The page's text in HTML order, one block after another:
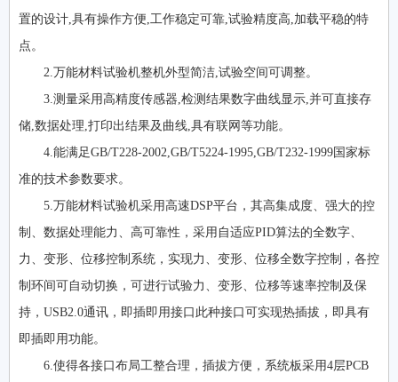
置的设计,具有操作方便,工作稳定可靠,试验精度高,加载平稳的特
点。
2.万能材料试验机整机外型简洁,试验空间可调整。
3.测量采用高精度传感器,检测结果数字曲线显示,并可直接存
储,数据处理,打印出结果及曲线,具有联网等功能。
4.能满足GB/T228-2002,GB/T5224-1995,GB/T232-1999国家标
准的技术参数要求。
5.万能材料试验机采用高速DSP平台，其高集成度、强大的控
制、数据处理能力、高可靠性，采用自适应PID算法的全数字、
力、变形、位移控制系统，实现力、变形、位移全数字控制，各控
制环间可自动切换，可进行试验力、变形、位移等速率控制及保
持，USB2.0通讯，即插即用接口此种接口可实现热插拔，即具有
即插即用功能。
6.使得各接口布局工整合理，插拔方便，系统板采用4层PCB